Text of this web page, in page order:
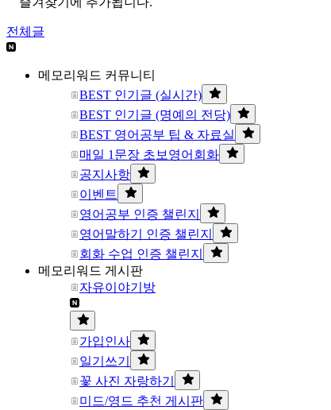
전체글
메모리워드 커뮤니티
BEST 인기글 (실시간)
BEST 인기글 (명예의 전당)
BEST 영어공부 팁 & 자료실
매일 1문장 초보영어회화
공지사항
이벤트
영어공부 인증 챌린지
영어말하기 인증 챌린지
회화 수업 인증 챌린지
메모리워드 게시판
자유이야기방
가입인사
일기쓰기
꽃 사진 자랑하기
미드/영드 추천 게시판